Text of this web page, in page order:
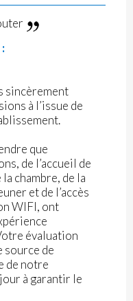
sincèrement
à l’issue de
que
de l’accueil de
chambre, de la
et de l’accès
WIFI, ont
évaluation
source de
de notre
à garantir le